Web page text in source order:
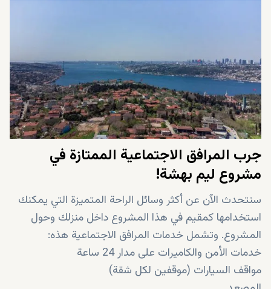
جرب المرافق الاجتماعية الممتازة في
مشروع ليم بهشة!
سنتحدث الآن عن أكثر وسائل الراحة المتميزة التي يمكنك
استخدامها كمقيم في هذا المشروع داخل منزلك وحول
المشروع. وتشمل خدمات المرافق الاجتماعية هذه:
خدمات الأمن والكاميرات على مدار 24 ساعة
مواقف السيارات (موقفين لكل شقة)